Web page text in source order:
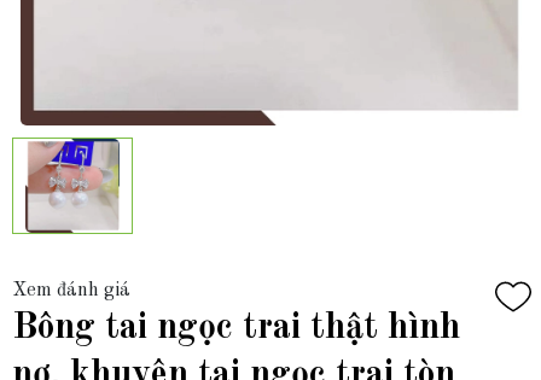
Xem đánh giá
Bông tai ngọc trai thật hình